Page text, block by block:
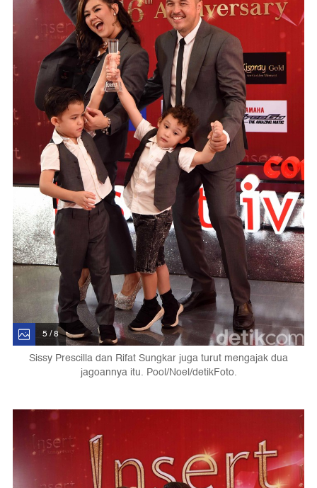
5 / 8
Sissy Prescilla dan Rifat Sungkar juga turut mengajak dua
jagoannya itu. Pool/Noel/detikFoto.